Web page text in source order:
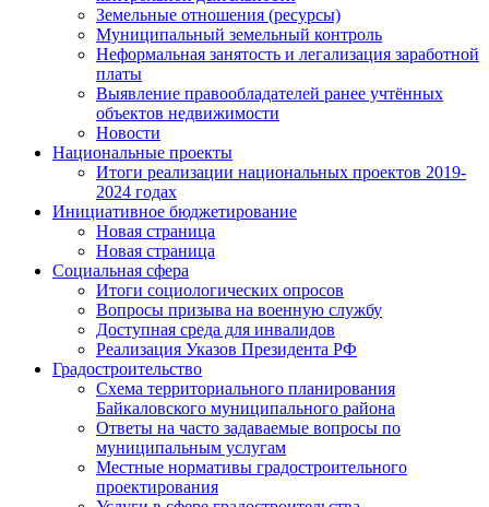
Земельные отношения (ресурсы)
Муниципальный земельный контроль
Неформальная занятость и легализация заработной
платы
Выявление правообладателей ранее учтённых
объектов недвижимости
Новости
Национальные проекты
Итоги реализации национальных проектов 2019-
2024 годах
Инициативное бюджетирование
Новая страница
Новая страница
Социальная сфера
Итоги социологических опросов
Вопросы призыва на военную службу
Доступная среда для инвалидов
Реализация Указов Президента РФ
Градостроительство
Схема территориального планирования
Байкаловского муниципального района
Ответы на часто задаваемые вопросы по
муниципальным услугам
Местные нормативы градостроительного
проектирования